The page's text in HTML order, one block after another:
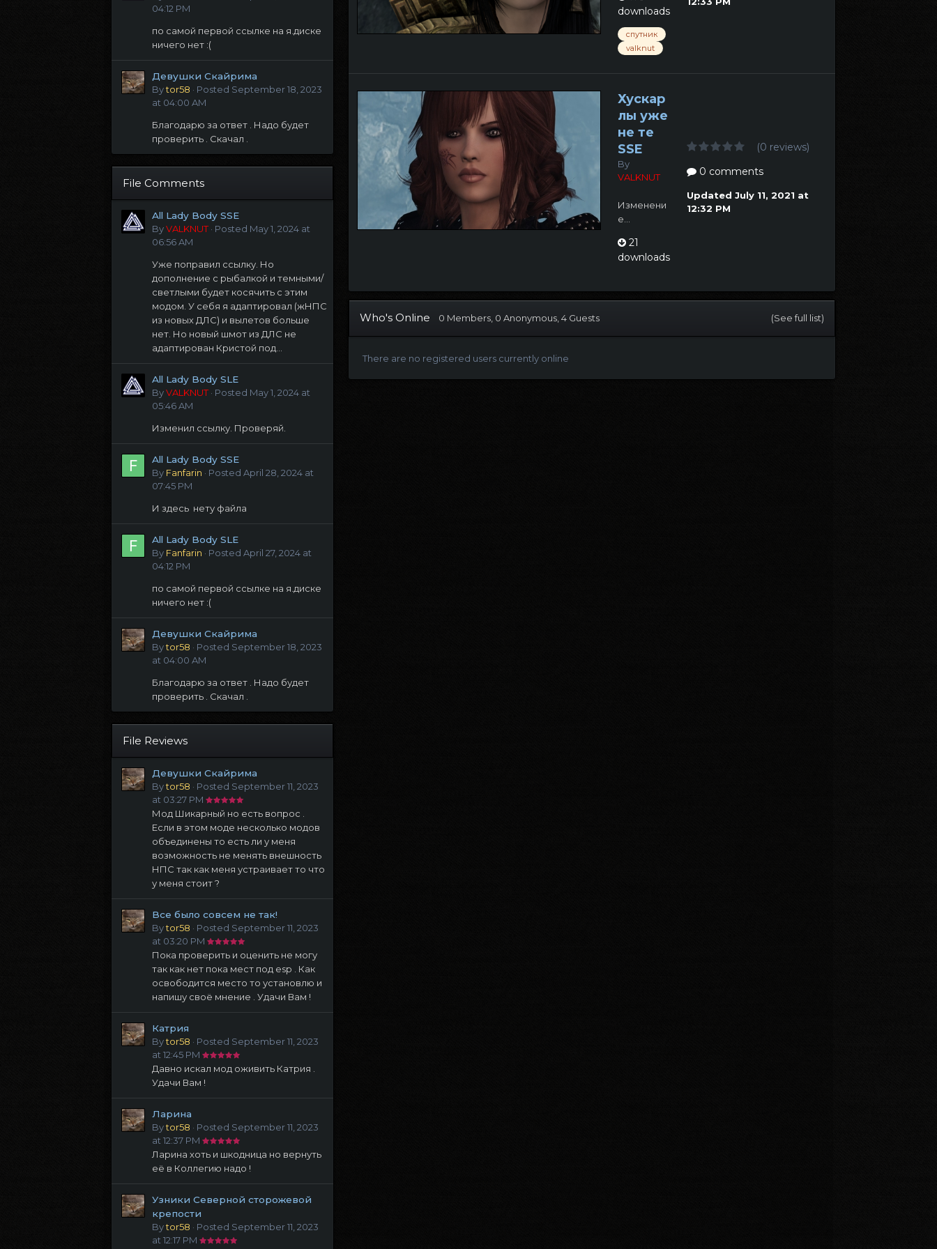
04:12 PM
по самой первой ссылке на я.диске
ничего нет :(
Девушки Скайрима
Bytor58 · Posted September 18, 2023
at 04:00 AM
Благодарю за ответ . Надо будет
проверить . Скачал .
File Comments
All Lady Body SSE
ByVALKNUT· Posted May 1, 2024 at
06:56 AM
Уже поправил ссылку. Но
дополнение с рыбалкой и темными/
светлыми будет косячить с этим
модом. У себя я адаптировал (жНПС
из новых ДЛС) и вылетов больше
нет. Но новый шмот из ДЛС не
адаптирован Кристой под...
All Lady Body SLE
ByVALKNUT· Posted May 1, 2024 at
05:46 AM
Изменил ссылку. Проверяй.
All Lady Body SSE
By Fanfarin · PostedApril 28, 2024 at
07:45 PM
И здесь нету файла
All Lady Body SLE
By Fanfarin · PostedApril 27, 2024 at
04:12 PM
по самой первой ссылке на я.диске
ничего нет :(
Девушки Скайрима
Bytor58 · Posted September 18, 2023
at 04:00 AM
Благодарю за ответ . Надо будет
проверить . Скачал .
File Reviews
Девушки Скайрима
Bytor58 · Posted September 11, 2023
at 03:27 PM
Мод Шикарный но есть вопрос .
Если в этом моде несколько модов
объединены то есть ли у меня
возможность не менять внешность
НПС так как меня устраивает то что
у меня стоит ?
Все было совсем не так!
Bytor58 · Posted September 11, 2023
at 03:20 PM
Пока проверить и оценить не могу
так как нет пока мест под esp . Как
освободится место то установлю и
напишу своё мнение . Удачи Вам !
Катрия
Bytor58 · Posted September 11, 2023
at 12:45 PM
Давно искал мод оживить Катрия .
Удачи Вам !
Ларина
Bytor58 · Posted September 11, 2023
at 12:37 PM
Ларина хоть и шкодница но вернуть
её в Коллегию надо !
Узники Северной сторожевой
крепости
Bytor58 · Posted September 11, 2023
at 12:17 PM
downloads
спутник
valknut
Хускар
лы уже
не те
SSE
By
VALKNUT
Изменени
е...
21
downloads
(0 reviews)
0 comments
UpdatedJuly 11, 2021 at
12:32 PM
Who's Online 0 Members , 0 Anonymous, 4 Guests (See full list)
There are no registered users currently online